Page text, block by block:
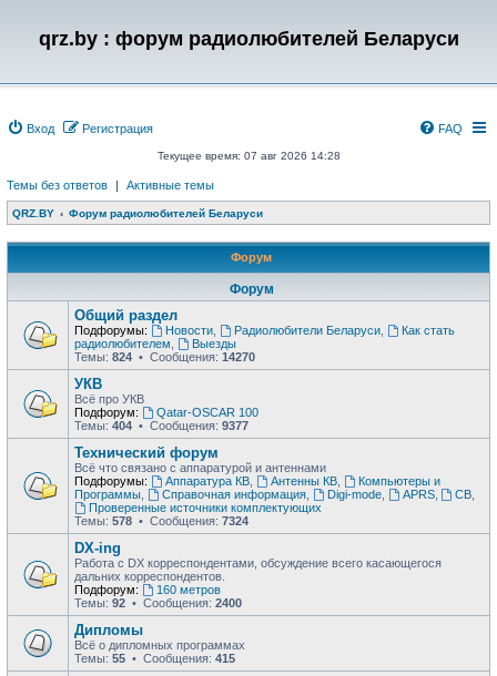
qrz.by : форум радиолюбителей Беларуси
Вход Регистрация FAQ
Текущее время: 07 авг 2026 14:28
Темы без ответов | Активные темы
QRZ.BY Форум радиолюбителей Беларуси
Форум
Форум
Общий раздел
Подфорумы: Новости, Радиолюбители Беларуси,
Как стать
радиолюбителем
Выезды
Темы: 824 • Сообщения: 14270
УКВ
Всё про УКВ
Подфорум:
Qatar-OSCAR 100
Темы: 404 • Сообщения: 9377
Технический форум
Всё что связано с аппаратурой и антеннами
Подфорумы:
Аппаратура КВ, Антенны КВ,
Компьютеры и
Программы
Справочная информация, Digi-mode, APRS, CB
Проверенные источники комплектующих
Темы: 578 • Сообщения: 7324
DX-ing
Работа с DX корреспондентами, обсуждение всего касающегося
дальних корреспондентов.
Подфорум:
160 метров
Темы: 92 • Сообщения: 2400
Дипломы
Всё о дипломных программах
Темы: 55 • Сообщения: 415